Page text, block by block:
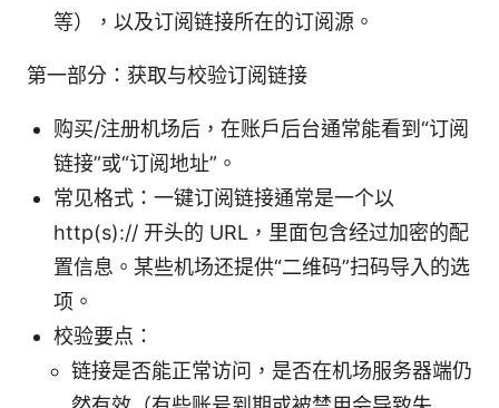
等），以及订阅链接所在的订阅源。
第一部分：获取与校验订阅链接
购买/注册机场后，在账户后台通常能看到“订阅
链接”或“订阅地址”。
常见格式：一键订阅链接通常是一个以
http(s):// 开头的 URL，里面包含经过加密的配
置信息。某些机场还提供“二维码”扫码导入的选
项。
校验要点：
链接是否能正常访问，是否在机场服务器端仍